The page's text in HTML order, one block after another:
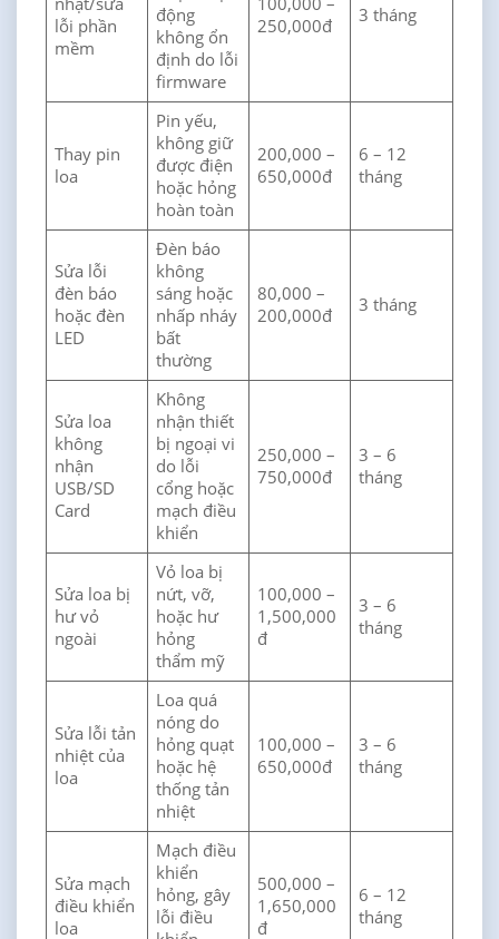
lỗi phần
mềm
động
không ổn
định do lỗi
firmware
250,000đ
3 tháng
Thay pin
loa
Pin yếu,
không giữ
được điện
hoặc hỏng
hoàn toàn
200,000 –
650,000đ
6 – 12
tháng
Sửa lỗi
đèn báo
hoặc đèn
LED
Đèn báo
không
sáng hoặc
nhấp nháy
bất
thường
80,000 –
200,000đ
3 tháng
Sửa loa
không
nhận
USB/SD
Card
Không
nhận thiết
bị ngoại vi
do lỗi
cổng hoặc
mạch điều
khiển
250,000 –
750,000đ
3 – 6
tháng
Sửa loa bị
hư vỏ
ngoài
Vỏ loa bị
nứt, vỡ,
hoặc hư
hỏng
thẩm mỹ
100,000 –
1,500,000
đ
3 – 6
tháng
Sửa lỗi tản
nhiệt của
loa
Loa quá
nóng do
hỏng quạt
hoặc hệ
thống tản
nhiệt
100,000 –
650,000đ
3 – 6
tháng
Sửa mạch
điều khiển
loa
Mạch điều
khiển
hỏng, gây
lỗi điều
500,000 –
1,650,000
đ
6 – 12
tháng